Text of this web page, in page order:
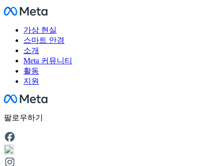
Facebook
가상 현실
스마트 안경
소개
Meta 커뮤니티
활동
지원
Facebook
팔로우하기